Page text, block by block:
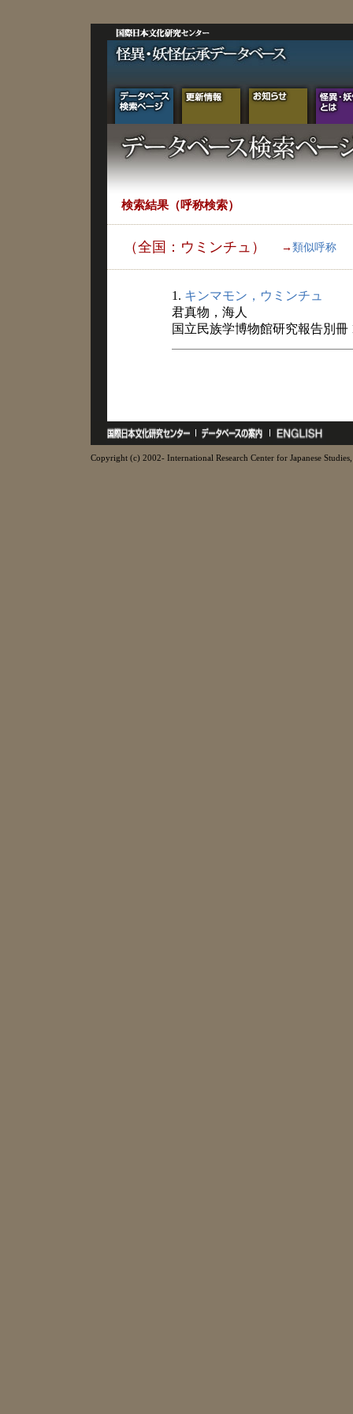
検索結果（呼称検索）
（全国：ウミンチュ） → 類似呼称
1. キンマモン，ウミンチュ
君真物，海人
国立民族学博物館研究報告別冊
Copyright (c) 2002- International Research Center for Japanese